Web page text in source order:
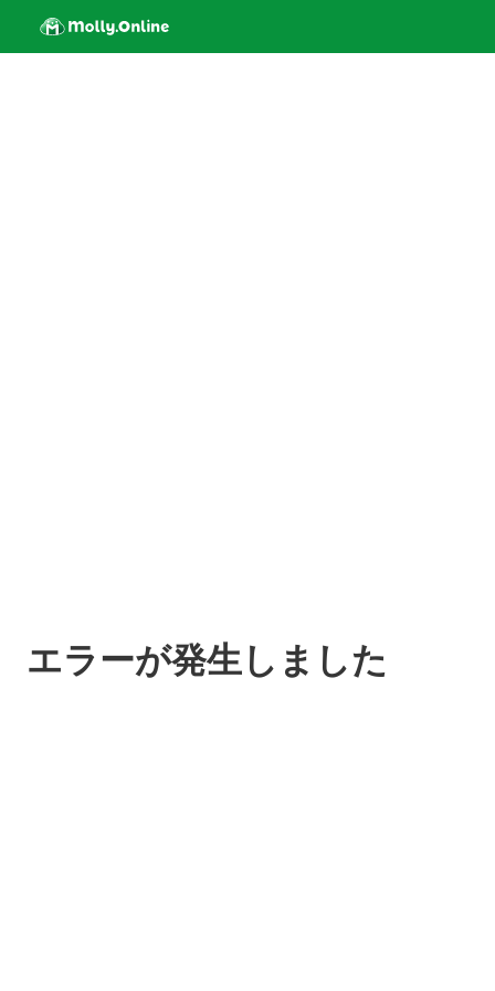
エラーが発生しました